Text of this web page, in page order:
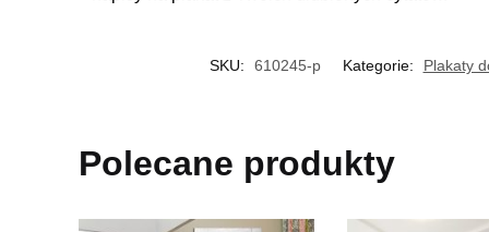
SKU: 610245-p Kategorie: Plakaty
Polecane produkty